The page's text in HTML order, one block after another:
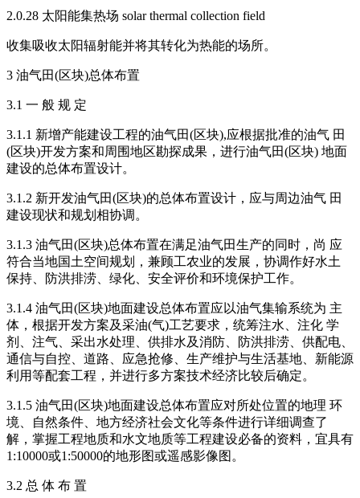
2.0.28 太阳能集热场 solar thermal collection field
收集吸收太阳辐射能并将其转化为热能的场所。
3 油气田(区块)总体布置
3.1 一 般 规 定
3.1.1 新增产能建设工程的油气田(区块),应根据批准的油气 田
(区块)开发方案和周围地区勘探成果，进行油气田(区块) 地面
建设的总体布置设计。
3.1.2 新开发油气田(区块)的总体布置设计，应与周边油气 田
建设现状和规划相协调。
3.1.3 油气田(区块)总体布置在满足油气田生产的同时，尚 应
符合当地国土空间规划，兼顾工农业的发展，协调作好水土
保持、防洪排涝、绿化、安全评价和环境保护工作。
3.1.4 油气田(区块)地面建设总体布置应以油气集输系统为 主
体，根据开发方案及采油(气)工艺要求，统筹注水、注化 学
剂、注气、采出水处理、供排水及消防、防洪排涝、供配电、
通信与自控、道路、应急抢修、生产维护与生活基地、新能源
利用等配套工程，并进行多方案技术经济比较后确定。
3.1.5 油气田(区块)地面建设总体布置应对所处位置的地理 环
境、自然条件、地方经济社会文化等条件进行详细调查了
解，掌握工程地质和水文地质等工程建设必备的资料，宜具有
1:10000或1:50000的地形图或遥感影像图。
3.2 总 体 布 置